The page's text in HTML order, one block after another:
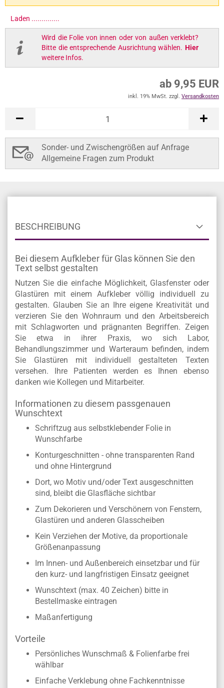
Wird die Folie von innen oder von außen verklebt?
Bitte die entsprechende Ausrichtung wählen. Hier
weitere Infos.
ab 9,95 EUR
inkl. 19% MwSt. zzgl. Versandkosten
In den Warenkorb
Bitte prüfen Sie die Wunschtext-Eingaben.
Sonder- und Zwischengrößen auf Anfrage
BESCHREIBUNG
Bei diesem Aufkleber für Glas können Sie den
Text selbst gestalten
Nutzen Sie die einfache Möglichkeit, Glasfenster oder
Glastüren mit einem Aufkleber völlig individuell zu
gestalten. Glauben Sie an Ihre eigene Kreativität und
verzieren Sie den Wohnraum und den Arbeitsbereich
mit Schlagworten und prägnanten Begriffen. Zeigen
Sie etwa in ihrer Praxis, wo sich Labor,
Behandlungszimmer und Warteraum befinden, indem
Sie Glastüren mit individuell gestalteten Texten
versehen. Ihre Patienten werden es Ihnen ebenso
danken wie Kollegen und Mitarbeiter.
Informationen zu diesem passgenauen
Wunschtext
Schriftzug aus selbstklebender Folie in
Wunschfarbe
Konturgeschnitten - ohne transparenten Rand
und ohne Hintergrund
Dort, wo Motiv und/oder Text ausgeschnitten
sind, bleibt die Glasfläche sichtbar
Zum Dekorieren und Verschönern von Fenstern,
Glastüren und anderen Glasscheiben
Kein Verziehen der Motive, da proportionale
Größenanpassung
Im Innen- und Außenbereich einsetzbar und für
Wunschtext (max. 40 Zeichen) bitte in
Bestellmaske eintragen
Maßanfertigung